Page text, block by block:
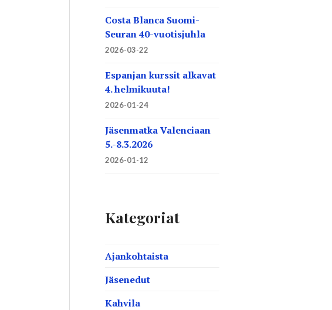
Costa Blanca Suomi-
Seuran 40-vuotisjuhla
2026-03-22
Espanjan kurssit alkavat
4. helmikuuta!
2026-01-24
Jäsenmatka Valenciaan
5.-8.3.2026
2026-01-12
Kategoriat
Ajankohtaista
Jäsenedut
Kahvila